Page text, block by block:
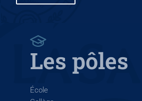
Les pôles
École